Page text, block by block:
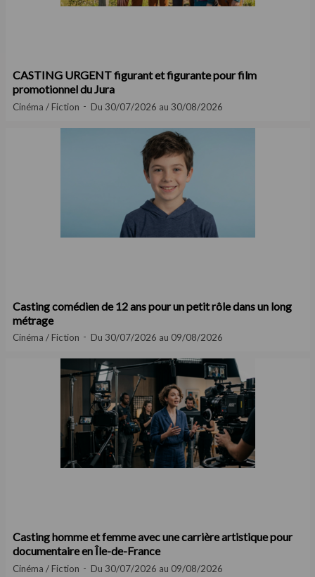
CASTING URGENT figurant et figurante pour film
promotionnel du Jura
Cinéma / Fiction Du 30/07/2026 au 30/08/2026
Casting comédien de 12 ans pour un petit rôle dans un long
métrage
Cinéma / Fiction Du 30/07/2026 au 09/08/2026
Casting homme et femme avec une carrière artistique pour
documentaire en Île-de-France
Cinéma / Fiction Du 30/07/2026 au 09/08/2026